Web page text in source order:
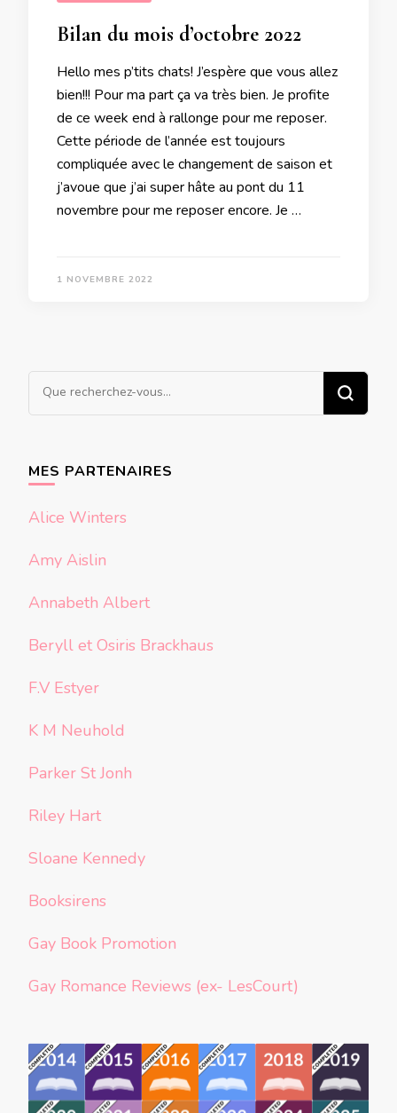
Bilan du mois d’octobre 2022
Hello mes p’tits chats! J’espère que vous allez
bien!!! Pour ma part ça va très bien. Je profite
de ce week end à rallonge pour me reposer.
Cette période de l’année est toujours
compliquée avec le changement de saison et
j’avoue que j’ai super hâte au pont du 11
novembre pour me reposer encore. Je …
1 NOVEMBRE 2022
Vous
recherchiez
MES PARTENAIRES
Alice Winters
Amy Aislin
Annabeth Albert
Beryll et Osiris Brackhaus
F.V Estyer
K M Neuhold
Parker St Jonh
Riley Hart
Sloane Kennedy
Booksirens
Gay Book Promotion
Gay Romance Reviews (ex- LesCourt)